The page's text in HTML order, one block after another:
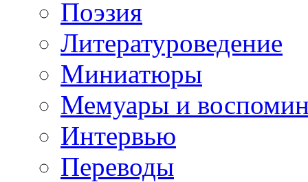
Поэзия
Литературоведение
Миниатюры
Мемуары и
Интервью
Переводы